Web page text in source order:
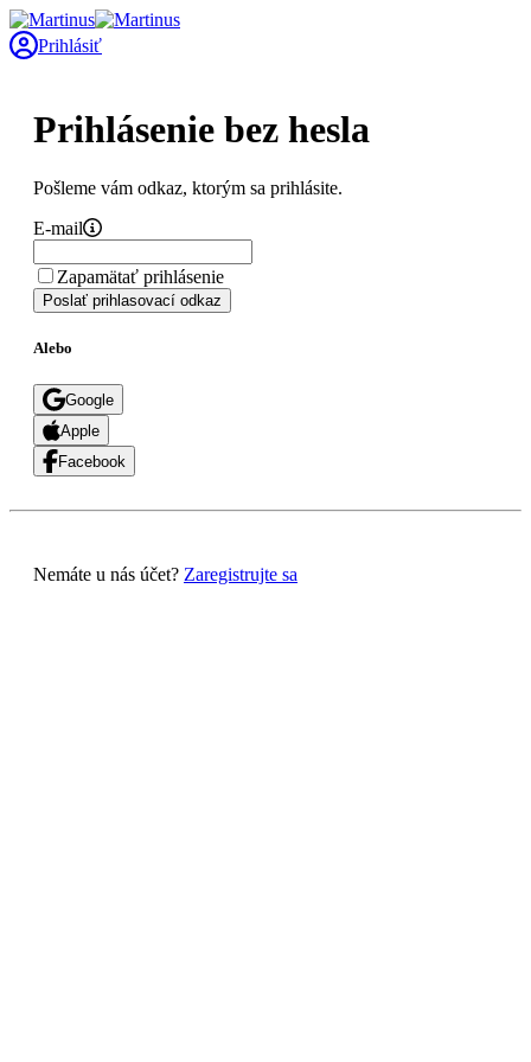
Prihlásiť
Prihlásenie bez hesla
Pošleme vám odkaz, ktorým sa prihlásite.
E-mail
Zapamätať prihlásenie
Poslať prihlasovací odkaz
Alebo
Google
Apple
Facebook
Nemáte u nás účet? Zaregistrujte sa